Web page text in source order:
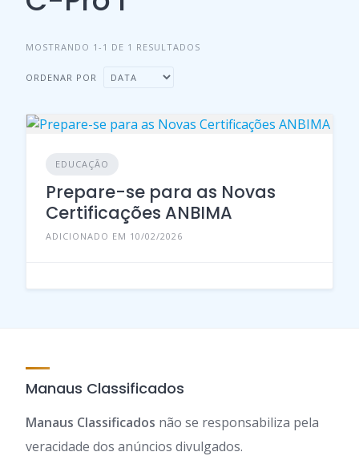
MOSTRANDO 1-1 DE 1 RESULTADOS
ORDENAR POR
EDUCAÇÃO
Prepare-se para as Novas
Certificações ANBIMA
ADICIONADO EM 10/02/2026
Manaus Classificados
Manaus Classificados não se responsabiliza pela
veracidade dos anúncios divulgados.